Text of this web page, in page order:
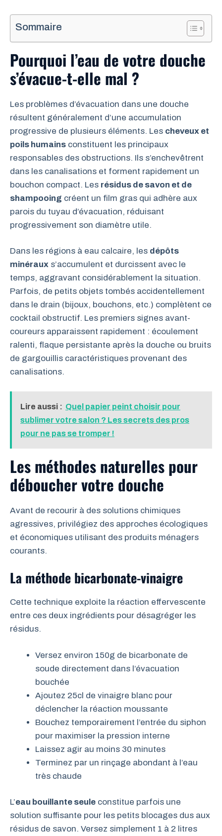
Sommaire
Pourquoi l’eau de votre douche
s’évacue-t-elle mal ?
Les problèmes d’évacuation dans une douche
résultent généralement d’une accumulation
progressive de plusieurs éléments. Les cheveux et
poils humains constituent les principaux
responsables des obstructions. Ils s’enchevêtrent
dans les canalisations et forment rapidement un
bouchon compact. Les résidus de savon et de
shampooing créent un film gras qui adhère aux
parois du tuyau d’évacuation, réduisant
progressivement son diamètre utile.
Dans les régions à eau calcaire, les dépôts
minéraux s’accumulent et durcissent avec le
temps, aggravant considérablement la situation.
Parfois, de petits objets tombés accidentellement
dans le drain (bijoux, bouchons, etc.) complètent ce
cocktail obstructif. Les premiers signes avant-
coureurs apparaissent rapidement : écoulement
ralenti, flaque persistante après la douche ou bruits
de gargouillis caractéristiques provenant des
canalisations.
Lire aussi : Quel papier peint choisir pour
sublimer votre salon ? Les secrets des pros
pour ne pas se tromper !
Les méthodes naturelles pour
déboucher votre douche
Avant de recourir à des solutions chimiques
agressives, privilégiez des approches écologiques
et économiques utilisant des produits ménagers
courants.
La méthode bicarbonate-vinaigre
Cette technique exploite la réaction effervescente
entre ces deux ingrédients pour désagréger les
résidus.
Versez environ 150g de bicarbonate de
soude directement dans l’évacuation
bouchée
Ajoutez 25cl de vinaigre blanc pour
déclencher la réaction moussante
Bouchez temporairement l’entrée du siphon
pour maximiser la pression interne
Laissez agir au moins 30 minutes
Terminez par un rinçage abondant à l’eau
très chaude
L’eau bouillante seule constitue parfois une
solution suffisante pour les petits blocages dus aux
résidus de savon. Versez simplement 1 à 2 litres